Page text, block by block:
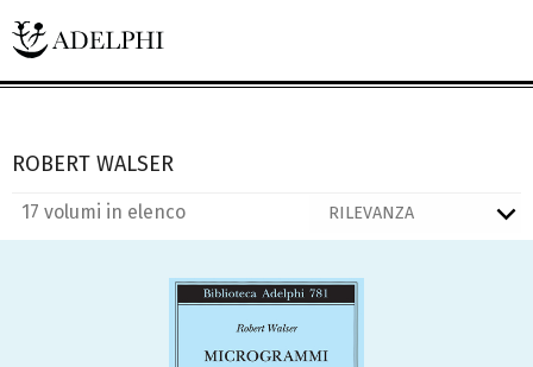
ROBERT WALSER
17 volumi in elenco